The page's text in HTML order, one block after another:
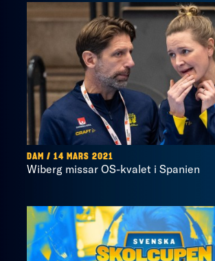
DAM / 14 MARS 2021
Wiberg missar OS-kvalet i Spanien